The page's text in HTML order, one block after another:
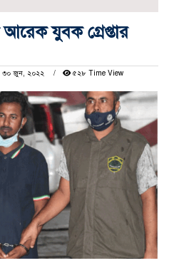
যুবক গ্রেপ্তার
৩০ জুন, ২০২২
৫২৮ Time View